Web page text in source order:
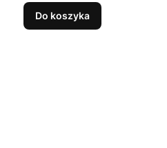
Do koszyka